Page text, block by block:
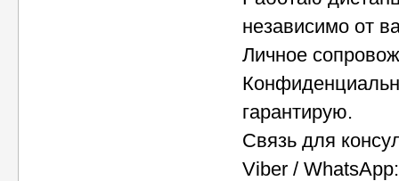
независимо от
Личное
гарантирую.
Связь для
Viber /